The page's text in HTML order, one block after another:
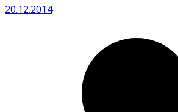
20.12.2014